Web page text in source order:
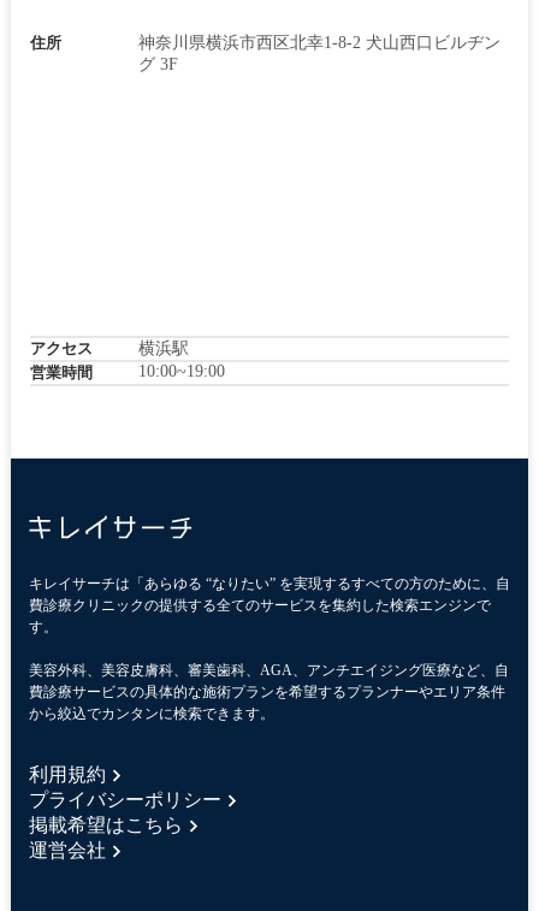
住所
神奈川県横浜市西区北幸1-8-2 犬山西口ビルヂン
グ 3F
アクセス
横浜駅
営業時間
10:00~19:00
キレイサーチは「あらゆる “なりたい” を実現するすべての方のために、自
費診療クリニックの提供する全てのサービスを集約した検索エンジンで
す。
美容外科、美容皮膚科、審美歯科、AGA、アンチエイジング医療など、自
費診療サービスの具体的な施術プランを希望するプランナーやエリア条件
から絞込でカンタンに検索できます。
利用規約
プライバシーポリシー
掲載希望はこちら
運営会社